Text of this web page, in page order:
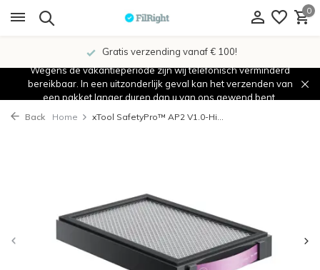
0
Gratis verzending vanaf € 100!
Wegens de vakantieperiode zijn wij telefonisch verminderd
bereikbaar. In een uitzonderlijk geval kan het verzenden van
een pakket langer duren dan u van ons gewend bent.
Back Home xTool SafetyPro™ AP2 V1.0-Hi...